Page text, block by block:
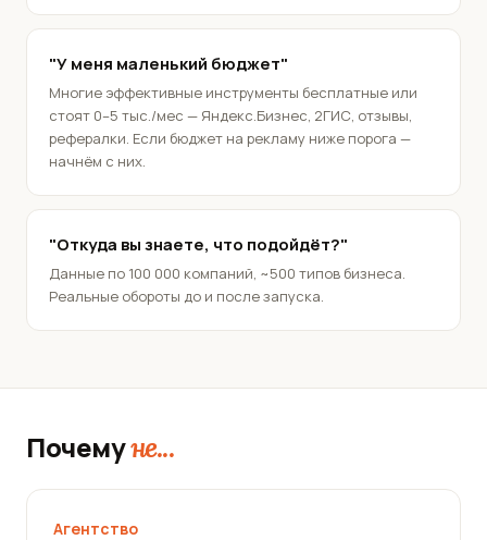
"У меня маленький бюджет"
Многие эффективные инструменты бесплатные или
стоят 0–5 тыс./мес — Яндекс.Бизнес, 2ГИС, отзывы,
рефералки. Если бюджет на рекламу ниже порога —
начнём с них.
"Откуда вы знаете, что подойдёт?"
Данные по 100 000 компаний, ~500 типов бизнеса.
Реальные обороты до и после запуска.
Почемуне...
Агентство